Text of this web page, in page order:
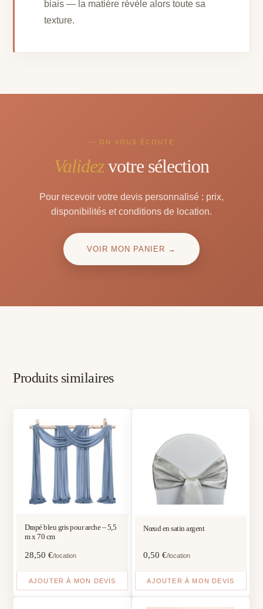
biais — la matière révèle alors toute sa
texture.
— ON VOUS ÉCOUTE
Validezvotre sélection
Pour recevoir votre devis personnalisé : prix,
disponibilités et conditions de location.
VOIR MON PANIER →
Produits similaires
Drapé bleu gris pour arche – 5,5
m x 70 cm
28,50€/location
AJOUTER À MON DEVIS
Nœud en satin argent
0,50 €/location
AJOUTER À MON DEVIS